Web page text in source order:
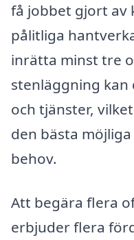
få jobbet gjort av
pålitliga
inrätta minst tre
stenläggning
och tjänster,
den bästa
behov.
Att begära flera
erbjuder flera